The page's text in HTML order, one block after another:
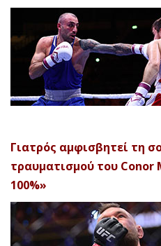
Γιατρός αμφισβητεί τη
τραυματισμού του Conor
100%»